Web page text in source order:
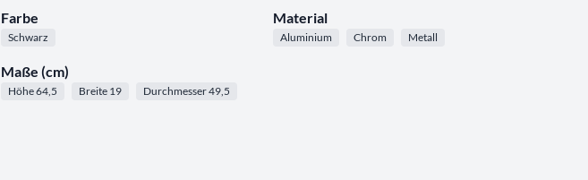
Farbe
Schwarz
Material
Aluminium Chrom Metall
Maße (cm)
Höhe 64,5 Breite 19 Durchmesser 49,5